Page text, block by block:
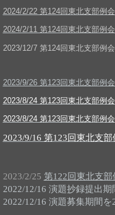
2024/2/22 第124回東北支部例
2024/2/11 第124回東北支部例
2023/12/7 第124回東北支部例
2023/9/26 第123回東北支部例
2023/8/24 第123回東北支部例
2023/8/24 第123回東北支部例
2023/9/16 第123回東北支
2023/2/25 第122回東北支
2022/12/16 演題抄録提出
2022/12/16 演題募集期間